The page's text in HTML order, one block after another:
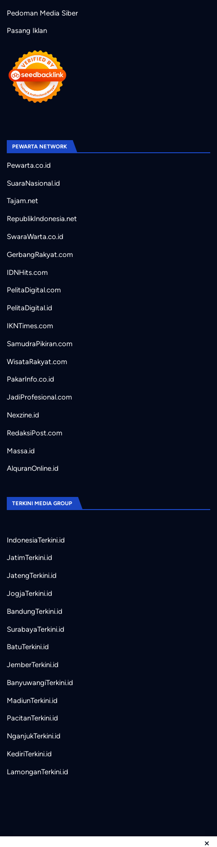
Pedoman Media Siber
Pasang Iklan
PEWARTA NETWORK
Pewarta.co.id
SuaraNasional.id
Tajam.net
RepublikIndonesia.net
SwaraWarta.co.id
GerbangRakyat.com
IDNHits.com
PelitaDigital.com
PelitaDigital.id
IKNTimes.com
SamudraPikiran.com
WisataRakyat.com
PakarInfo.co.id
JadiProfesional.com
Nexzine.id
RedaksiPost.com
Massa.id
AlquranOnline.id
TERKINI MEDIA GROUP
IndonesiaTerkini.id
JatimTerkini.id
JatengTerkini.id
JogjaTerkini.id
BandungTerkini.id
SurabayaTerkini.id
BatuTerkini.id
JemberTerkini.id
BanyuwangiTerkini.id
MadiunTerkini.id
PacitanTerkini.id
NganjukTerkini.id
KediriTerkini.id
LamonganTerkini.id